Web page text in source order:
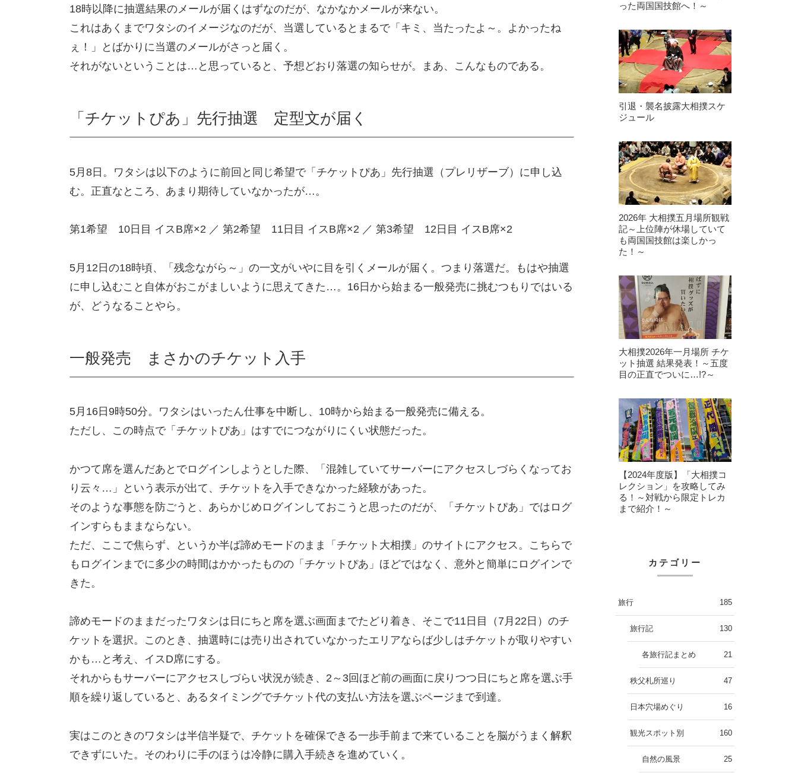
18時以降に抽選結果のメールが届くはずなのだが、なかなかメールが来ない。
これはあくまでワタシのイメージなのだが、当選しているとまるで「キミ、当たったよ～。よかったね
ぇ！」とばかりに当選のメールがさっと届く。
それがないということは…と思っていると、予想どおり落選の知らせが。まあ、こんなものである。
「チケットぴあ」先行抽選 定型文が届く
5月8日。ワタシは以下のように前回と同じ希望で「チケットぴあ」先行抽選（プレリザーブ）に申し込
む。正直なところ、あまり期待していなかったが…。
第1希望 10日目 イスB席×2 ／ 第2希望 11日目 イスB席×2 ／ 第3希望 12日目 イスB席×2
5月12日の18時頃、「残念ながら～」の一文がいやに目を引くメールが届く。つまり落選だ。もはや抽選
に申し込むこと自体がおこがましいように思えてきた…。16日から始まる一般発売に挑むつもりではいる
が、どうなることやら。
一般発売 まさかのチケット入手
5月16日9時50分。ワタシはいったん仕事を中断し、10時から始まる一般発売に備える。
ただし、この時点で「チケットぴあ」はすでにつながりにくい状態だった。
かつて席を選んだあとでログインしようとした際、「混雑していてサーバーにアクセスしづらくなってお
り云々…」という表示が出て、チケットを入手できなかった経験があった。
そのような事態を防ごうと、あらかじめログインしておこうと思ったのだが、「チケットぴあ」ではログ
インすらもままならない。
ただ、ここで焦らず、というか半ば諦めモードのまま「チケット大相撲」のサイトにアクセス。こちらで
もログインまでに多少の時間はかかったものの「チケットぴあ」ほどではなく、意外と簡単にログインで
きた。
諦めモードのままだったワタシは日にちと席を選ぶ画面までたどり着き、そこで11日目（7月22日）のチ
ケットを選択。このとき、抽選時には売り出されていなかったエリアならば少しはチケットが取りやすい
かも…と考え、イスD席にする。
それからもサーバーにアクセスしづらい状況が続き、2～3回ほど前の画面に戻りつつ日にちと席を選ぶ手
順を繰り返していると、あるタイミングでチケット代の支払い方法を選ぶページまで到達。
実はこのときのワタシは半信半疑で、チケットを確保できる一歩手前まで来ていることを脳がうまく解釈
できずにいた。そのわりに手のほうは冷静に購入手続きを進めていく。
った両国国技館へ！～
引退・襲名披露大相撲スケ
ジュール
2026年 大相撲五月場所観戦
記～上位陣が休場していて
も両国国技館は楽しかっ
た！～
大相撲2026年一月場所 チケ
ット抽選 結果発表！～五度
目の正直でついに…!?～
【2024年度版】「大相撲コ
レクション」を攻略してみ
る！～対戦から限定トレカ
まで紹介！～
カテゴリー
旅行 185
旅行記 130
各旅行記まとめ 21
秩父札所巡り 47
日本穴場めぐり 16
観光スポット別 160
自然の風景 25